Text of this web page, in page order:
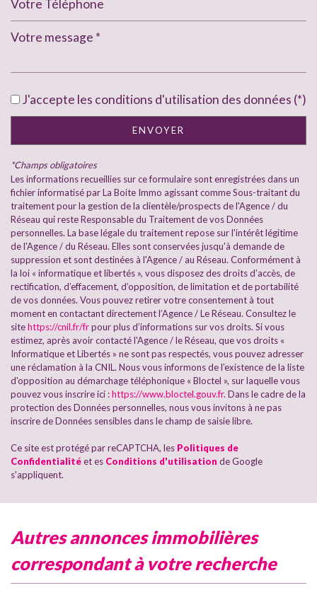
statistiques
Propriétaires (vs. locataires)
Taxe foncière
18,21 %
Habitants de moins de 25 ans
34,52 %
Habitants de 25 à 55 ans
46,23 %
Habitants de plus de 55 ans
19,25 %
Nombre d'enfants par famille
1,04
Familles sans enfant
41,48 %
Familles avec 1 ou 2 enfants
51,75 %
Maisons
70,48 %
Appartements
29,52 %
Familles avec 3 enfants
5,73 %
J'accepte les conditions d'utilisation des données (*)
ENVOYER
*Champs obligatoires
Les informations recueillies sur ce formulaire sont enregistrées dans un
fichier informatisé par La Boite Immo agissant comme Sous-traitant du
traitement pour la gestion de la clientèle/prospects de l'Agence / du
Réseau qui reste Responsable du Traitement de vos Données
personnelles. La base légale du traitement repose sur l'intérêt légitime
de l'Agence / du Réseau. Elles sont conservées jusqu'à demande de
suppression et sont destinées à l'Agence / au Réseau. Conformément à
la loi « informatique et libertés », vous disposez des droits d’accès, de
rectification, d’effacement, d’opposition, de limitation et de portabilité
de vos données. Vous pouvez retirer votre consentement à tout
moment en contactant directement l’Agence / Le Réseau. Consultez le
sitehttps://cnil.fr/frpour plus d’informations sur vos droits. Si vous
estimez, après avoir contacté l'Agence / le Réseau, que vos droits «
Informatique et Libertés » ne sont pas respectés, vous pouvez adresser
une réclamation à la CNIL. Nous vous informons de l’existence de la liste
d'opposition au démarchage téléphonique « Bloctel », sur laquelle vous
pouvez vous inscrire ici :https://www.bloctel.gouv.fr. Dans le cadre de la
protection des Données personnelles, nous vous invitons à ne pas
inscrire de Données sensibles dans le champ de saisie libre.
Ce site est protégé par reCAPTCHA, les Politiques de
Confidentialitéet es Conditions d'utilisation de Google
s'appliquent.
autres annonces immobilières
correspondant à votre recherche